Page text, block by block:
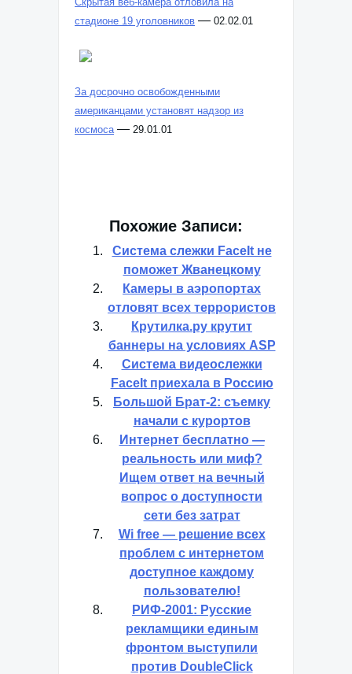
стадионе 19 уголовников — 02.02.01
За досрочно освобожденными
американцами установят надзор из
космоса — 29.01.01
Похожие Записи:
Система слежки FaceIt не
поможет Жванецкому
Камеры в аэропортах
отловят всех террористов
Крутилка.ру крутит
баннеры на условиях ASP
Система видеослежки
FaceIt приехала в Россию
Большой Брат-2: съемку
начали с курортов
Интернет бесплатно —
реальность или миф?
Ищем ответ на вечный
вопрос о доступности
сети без затрат
Wi free — решение всех
проблем с интернетом
доступное каждому
пользователю!
РИФ-2001: Русские
рекламщики единым
фронтом выступили
против DoubleClick